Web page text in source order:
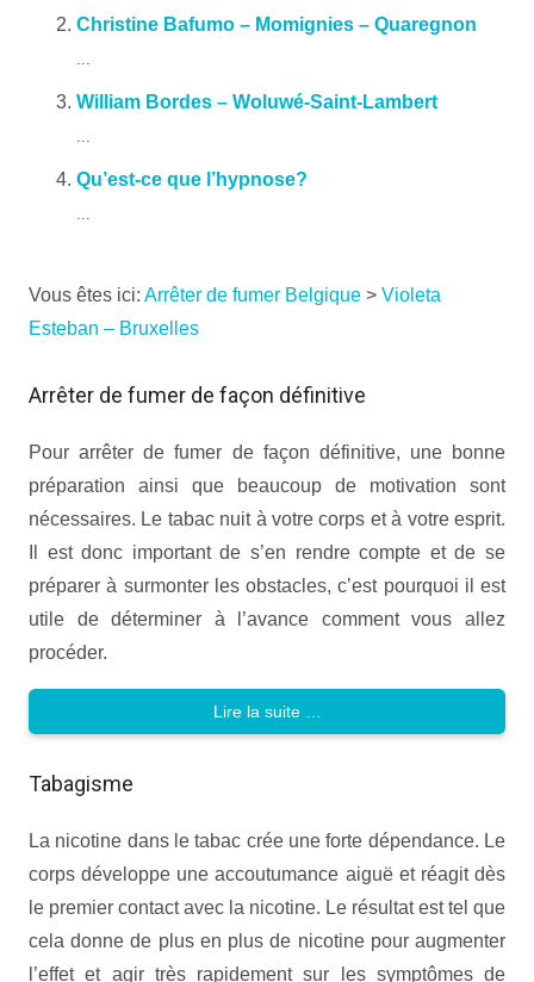
Christine Bafumo – Momignies – Quaregnon
William Bordes – Woluwé-Saint-Lambert
Qu’est-ce que l’hypnose?
Vous êtes ici: Arrêter de fumer Belgique > Violeta
Esteban – Bruxelles
Arrêter de fumer de façon définitive
Pour arrêter de fumer de façon définitive, une bonne
préparation ainsi que beaucoup de motivation sont
nécessaires. Le tabac nuit à votre corps et à votre esprit.
Il est donc important de s’en rendre compte et de se
préparer à surmonter les obstacles, c’est pourquoi il est
utile de déterminer à l’avance comment vous allez
procéder.
Lire la suite …
Tabagisme
La nicotine dans le tabac crée une forte dépendance. Le
corps développe une accoutumance aiguë et réagit dès
le premier contact avec la nicotine. Le résultat est tel que
cela donne de plus en plus de nicotine pour augmenter
l’effet et agir très rapidement sur les symptômes de